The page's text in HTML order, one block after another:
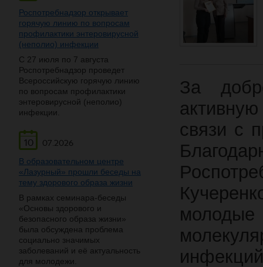
Роспотребнадзор открывает
горячую линию по вопросам
профилактики энтеровирусной
(неполио) инфекции
С 27 июля по 7 августа
Роспотребнадзор проведет
Всероссийскую горячую линию
по вопросам профилактики
энтеровирусной (неполио)
инфекции.
10
07.2026
В образовательном центре
«Лазурный» прошли беседы на
тему здорового образа жизни
В рамках семинара-беседы
«Основы здорового и
безопасного образа жизни»
была обсуждена проблема
социально значимых
заболеваний и её актуальность
для молодежи.
За
связи с